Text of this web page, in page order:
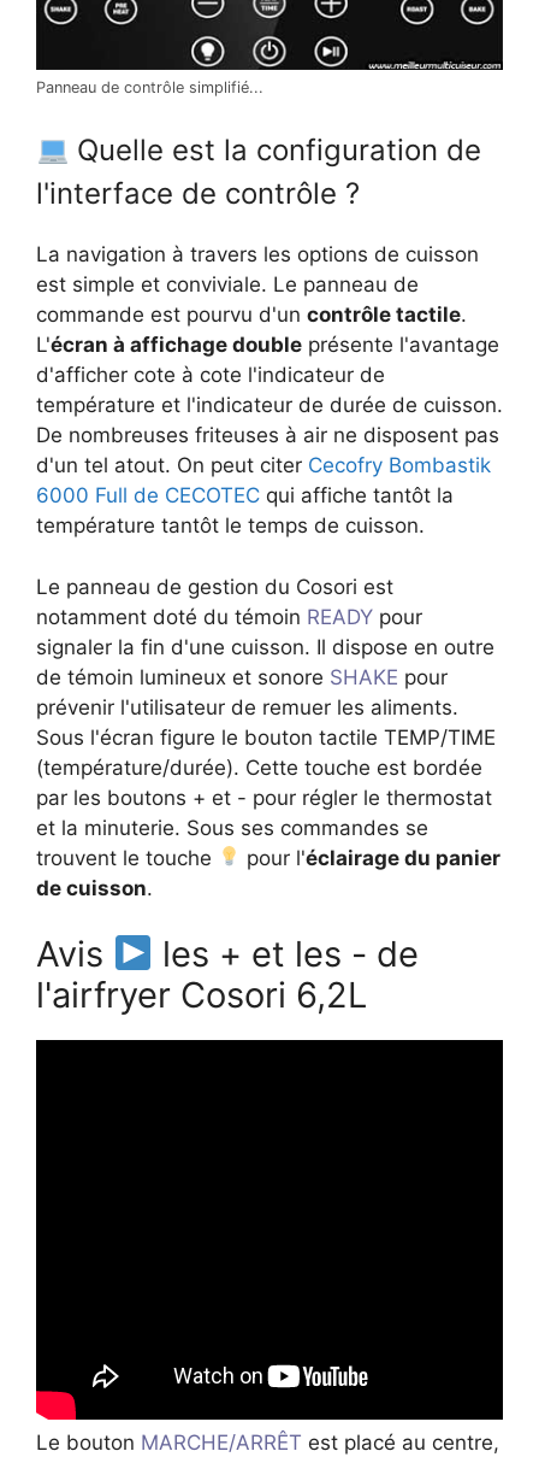
Panneau de contrôle simplifié...
Quelle est la configuration de
l'interface de contrôle ?
La navigation à travers les options de cuisson
est simple et conviviale. Le panneau de
commande est pourvu d'un contrôle tactile.
L'écran à affichage double présente l'avantage
d'afficher cote à cote l'indicateur de
température et l'indicateur de durée de cuisson.
De nombreuses friteuses à air ne disposent pas
d'un tel atout. On peut citer Cecofry Bombastik
6000 Full de CECOTEC qui affiche tantôt la
température tantôt le temps de cuisson.
Le panneau de gestion du Cosori est
notamment doté du témoin READY pour
signaler la fin d'une cuisson. Il dispose en outre
de témoin lumineux et sonore SHAKE pour
prévenir l'utilisateur de remuer les aliments.
Sous l'écran figure le bouton tactile TEMP/TIME
(température/durée). Cette touche est bordée
par les boutons + et - pour régler le thermostat
et la minuterie. Sous ses commandes se
trouvent le touche
pour l'éclairage du panier
de cuisson.
Avis
les + et les - de
l'airfryer Cosori 6,2L
Le bouton MARCHE/ARRÊT est placé au centre,